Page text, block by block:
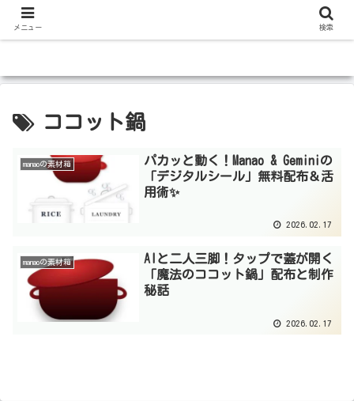
ココット鍋
manaoの素材箱
パカッと動く！Manao & Geminiの
「デジタルシール」無料配布＆活
用術✨
2026.02.17
manaoの素材箱
AIと二人三脚！タップで蓋が開く
「魔法のココット鍋」配布と制作
秘話
2026.02.17
メニュー 検索